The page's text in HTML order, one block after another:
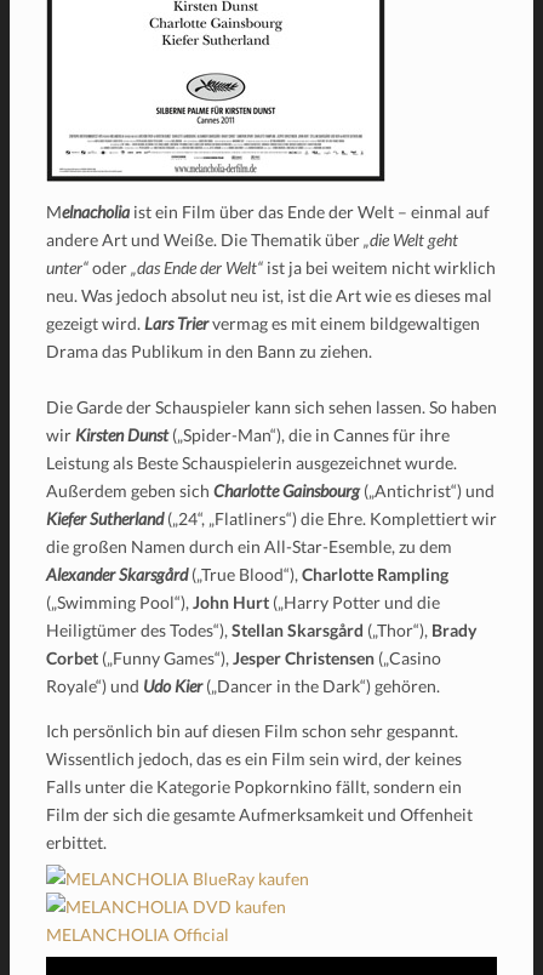
Melnacholia ist ein Film über das Ende der Welt – einmal auf
andere Art und Weiße. Die Thematik über„die Welt geht
unter“oder„das Ende der Welt“ ist ja bei weitem nicht wirklich
neu. Was jedoch absolut neu ist, ist die Art wie es dieses mal
gezeigt wird. Lars Triervermag es mit einem bildgewaltigen
Drama das Publikum in den Bann zu ziehen.
Die Garde der Schauspieler kann sich sehen lassen. So haben
wir Kirsten Dunst(„Spider-Man“), die in Cannes für ihre
Leistung als Beste Schauspielerin ausgezeichnet wurde.
Außerdem geben sich Charlotte Gainsbourg(„Antichrist“) und
Kiefer Sutherland(„24“, „Flatliners“) die Ehre. Komplettiert wir
die großen Namen durch ein All-Star-Esemble, zu dem
Alexander Skarsgård(„True Blood“), Charlotte Rampling
(„Swimming Pool“), John Hurt („Harry Potter und die
Heiligtümer des Todes“), Stellan Skarsgård („Thor“), Brady
Corbet („Funny Games“), Jesper Christensen („Casino
Royale“) und Udo Kier(„Dancer in the Dark“) gehören.
Ich persönlich bin auf diesen Film schon sehr gespannt.
Wissentlich jedoch, das es ein Film sein wird, der keines
Falls unter die Kategorie Popkornkino fällt, sondern ein
Film der sich die gesamte Aufmerksamkeit und Offenheit
erbittet.
MELANCHOLIA Official